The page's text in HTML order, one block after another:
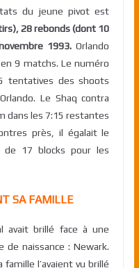
du jeune pivot est
28 rebonds (dont 10
1993. Orlando
9 matchs. Le numéro
tentatives des shoots
Le Shaq contra
dans les 7:15 restantes
près, il égalait le
de 17 blocks pour les
SA FAMILLE
avait brillé face à une
de naissance : Newark.
l’avaient vu brillé